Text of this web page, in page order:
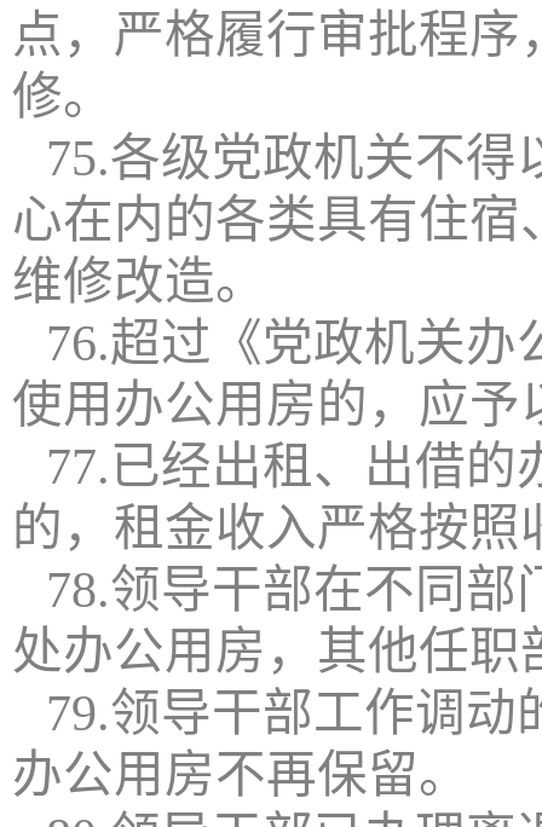
点，严格履行审批程
修。
75.各级党政机关不
心在内的各类具有住
维修改造。
76.超过《党政机关
使用办公用房的，应予
77.已经出租、出借
的，租金收入严格按
78.领导干部在不同
处办公用房，其他任
79.领导干部工作调
办公用房不再保留。